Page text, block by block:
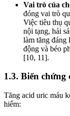
Vai trò của
đóng vai trò
Việc tiêu thụ
nội tạng, hải
làm tăng
động và béo
[10, 11].
1.3. Biến
Tăng acid uric máu
hiểm: